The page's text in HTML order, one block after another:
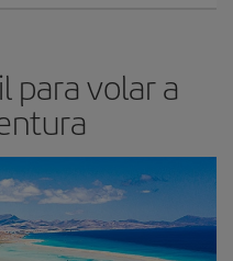
para volar a